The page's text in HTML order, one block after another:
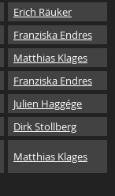
Erich Räuker
Franziska Endres
Matthias Klages
Franziska Endres
Julien Haggége
Dirk Stollberg
Matthias Klages